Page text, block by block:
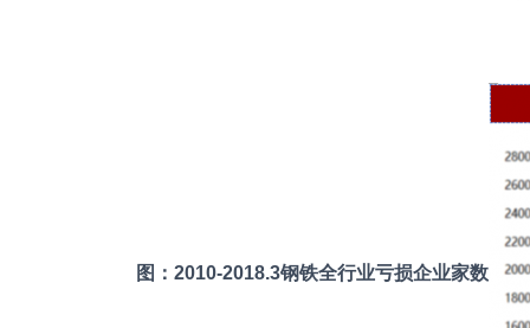
图：2010-2018.3钢铁全行业亏损企业家数